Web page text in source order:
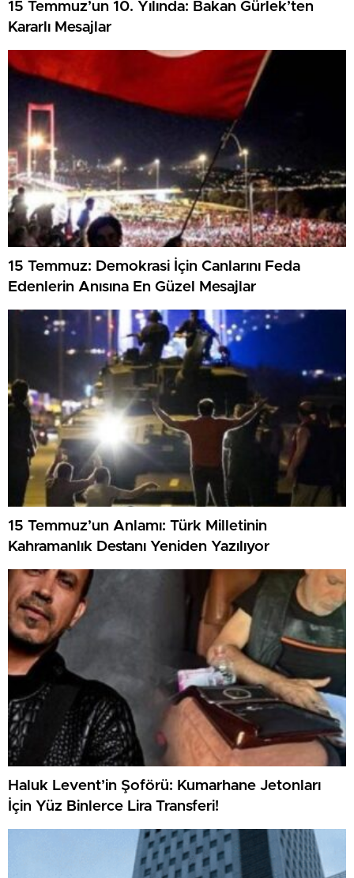
15 Temmuz’un 10. Yılında: Bakan Gürlek’ten
Kararlı Mesajlar
15 Temmuz: Demokrasi İçin Canlarını Feda
Edenlerin Anısına En Güzel Mesajlar
15 Temmuz’un Anlamı: Türk Milletinin
Kahramanlık Destanı Yeniden Yazılıyor
Haluk Levent’in Şoförü: Kumarhane Jetonları
İçin Yüz Binlerce Lira Transferi!